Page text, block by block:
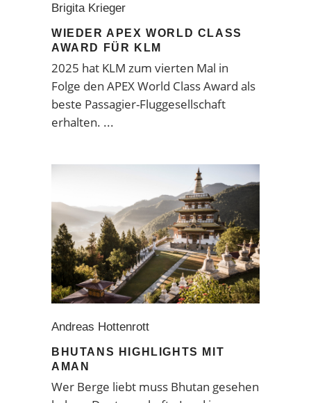
Brigita Krieger
WIEDER APEX WORLD CLASS
AWARD FÜR KLM
2025 hat KLM zum vierten Mal in
Folge den APEX World Class Award als
beste Passagier-Fluggesellschaft
erhalten.
Andreas Hottenrott
BHUTANS HIGHLIGHTS MIT
AMAN
Wer Berge liebt muss Bhutan gesehen